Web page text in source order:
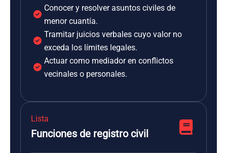
Conocer y resolver asuntos civiles de
menor cuantía.
Tramitar juicios verbales cuyo valor no
exceda los límites legales.
Actuar como mediador en conflictos
vecinales o personales.
Lista
Funciones de registro civil